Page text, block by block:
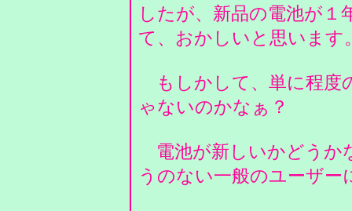
したが、新品の電池が
て、おかしいと思います
もしかして、単に程度
ゃないのかなぁ？
電池が新しいかどうか
うのない一般のユーザ